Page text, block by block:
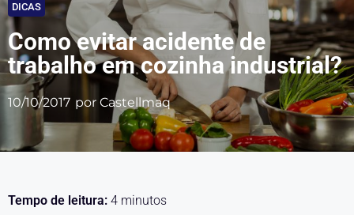
DICAS
Como evitar acidente de
trabalho em cozinha industrial?
10/10/2017 por Castellmaq
Tempo de leitura: 4 minutos